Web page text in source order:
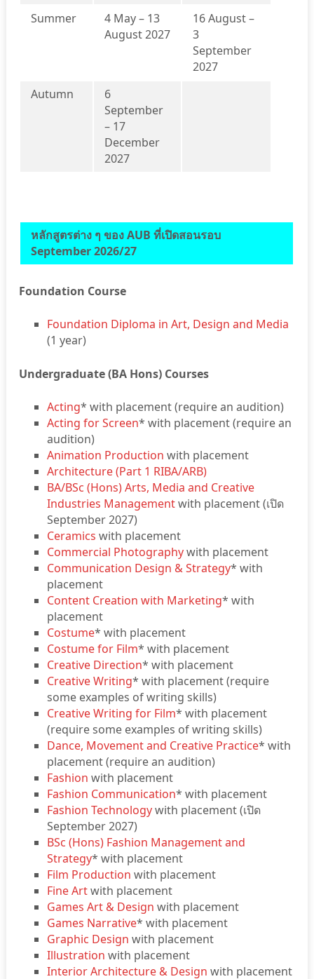
Summer
4 May – 13
August 2027
16 August –
3
September
2027
Autumn
6
September
– 17
December
2027
หลักสูตรต่าง ๆ ของ AUB ที่เปิดสอนรอบ
September 2026/27
Foundation Course
Foundation Diploma in Art, Design and Media
(1 year)
Undergraduate (BA Hons) Courses
Acting* with placement (require an audition)
Acting for Screen* with placement (require an
audition)
Animation Production with placement
Architecture (Part 1 RIBA/ARB)
BA/BSc (Hons) Arts, Media and Creative
Industries Managementwith placement (เปิด
September 2027)
Ceramics with placement
Commercial Photographywith placement
Communication Design & Strategy* with
placement
Content Creation with Marketing* with
placement
Costume* with placement
Costume for Film* with placement
Creative Direction* with placement
Creative Writing* with placement (require
some examples of writing skills)
Creative Writing for Film* with placement
(require some examples of writing skills)
Dance, Movement and Creative Practice* with
placement (require an audition)
Fashion with placement
Fashion Communication* with placement
Fashion Technologywith placement (เปิด
September 2027)
BSc (Hons) Fashion Management and
Strategy* with placement
Film Production with placement
Fine Artwith placement
Games Art & Design with placement
Games Narrative* with placement
Graphic Design with placement
Illustration with placement
Interior Architecture & Design with placement